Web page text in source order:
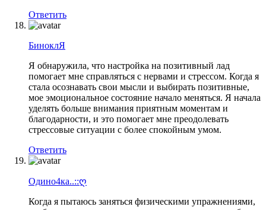
Ответить
БиноклЯ
Я обнаружила, что настройка на позитивный лад
помогает мне справляться с нервами и стрессом. Когда я
сталa осознавать свои мысли и выбирать позитивные,
мое эмоциональное состояние начало меняться. Я начала
уделять больше внимания приятным моментам и
благодарности, и это помогает мне преодолевать
стрессовые ситуации с более спокойным умом.
Ответить
Одино4ка..::ღ
Когда я пытаюсь заняться физическими упражнениями,